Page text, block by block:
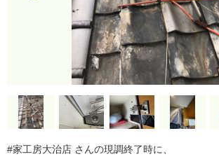
#家工房大治店 さんの現調終了時に、